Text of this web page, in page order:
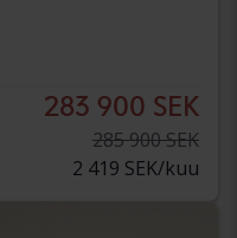
283 900 SEK
285 900 SEK
2 419 SEK/kuu